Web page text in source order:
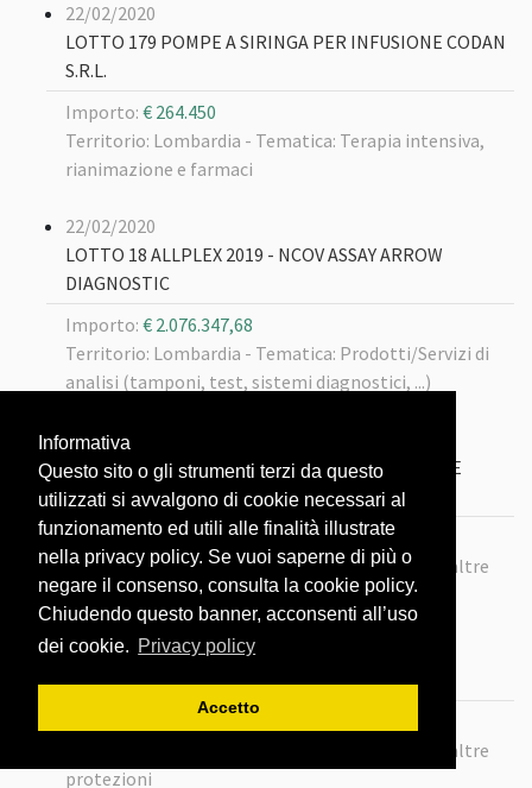
Informativa
Questo sito o gli strumenti terzi da questo
utilizzati si avvalgono di cookie necessari al
funzionamento ed utili alle finalità illustrate
nella privacy policy. Se vuoi saperne di più o
negare il consenso, consulta la cookie policy.
Chiudendo questo banner, acconsenti all’uso
dei cookie. Privacy policy
Accetto
22/02/2020
LOTTO 179 POMPE A SIRINGA PER INFUSIONE CODAN
S.R.L.
Importo: € 264.450
Territorio: Lombardia - Tematica: Terapia intensiva,
rianimazione e farmaci
22/02/2020
LOTTO 18 ALLPLEX 2019 - NCOV ASSAY ARROW
DIAGNOSTIC
Importo: € 2.076.347,68
Territorio: Lombardia - Tematica: Prodotti/Servizi di
analisi (tamponi, test, sistemi diagnostici, ...)
22/02/2020
LOTTO 102 MASCHERINE FFP2 SENZA VALVOLA E
CAMICI ECLETTICA
Importo:€ 10.370.000
Territorio: Lombardia -Tematica: Mascherine e altre
protezioni
22/02/2020
LOTTO116 MASCHERINE BIOXGREEN
Tematica: Mascherine e altre
protezioni